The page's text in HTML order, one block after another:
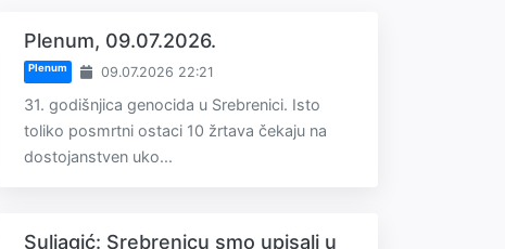
Plenum, 09.07.2026.
Plenum 09.07.2026 22:21
31. godišnjica genocida u Srebrenici. Isto
toliko posmrtni ostaci 10 žrtava čekaju na
dostojanstven uko...
Suljagić: Srebrenicu smo upisali u